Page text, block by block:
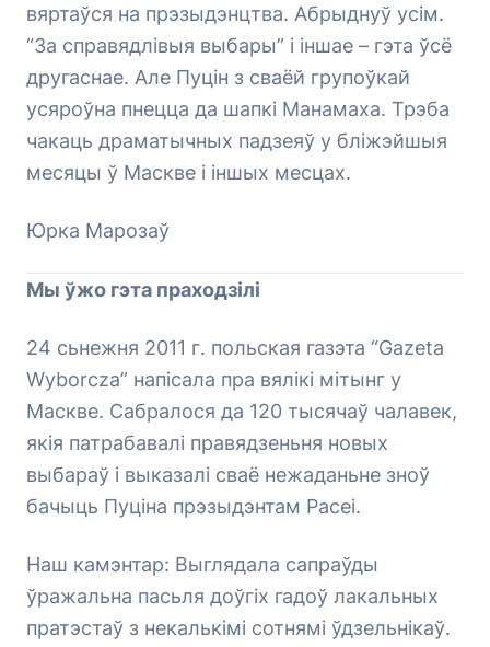
вяртаўся на прэзыдэнцтва. Абрыднуў усім.
“За справядлівыя выбары” і іншае – гэта ўсё
другаснае. Але Пуцін з сваёй групоўкай
усяроўна пнецца да шапкі Манамаха. Трэба
чакаць драматычных падзеяў у бліжэйшыя
месяцы ў Маскве і іншых месцах.
Юрка Марозаў
Мы ўжо гэта праходзілі
24 сьнежня 2011 г. польская газэта “Gazeta
Wyborcza” напісала пра вялікі мітынг у
Маскве. Сабралося да 120 тысячаў чалавек,
якія патрабавалі правядзеньня новых
выбараў і выказалі сваё нежаданьне зноў
бачыць Пуціна прэзыдэнтам Расеі.
Наш камэнтар: Выглядала сапраўды
ўражальна пасьля доўгіх гадоў лакальных
пратэстаў з некалькімі сотнямі ўдзельнікаў.